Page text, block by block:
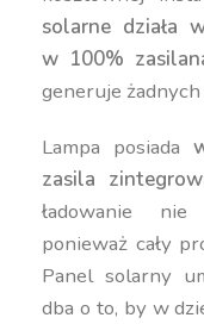
solarne działa
w 100%
generuje
Lampa posiada
zasila
ładowanie
ponieważ cały
Panel solarny
dba o to, by w